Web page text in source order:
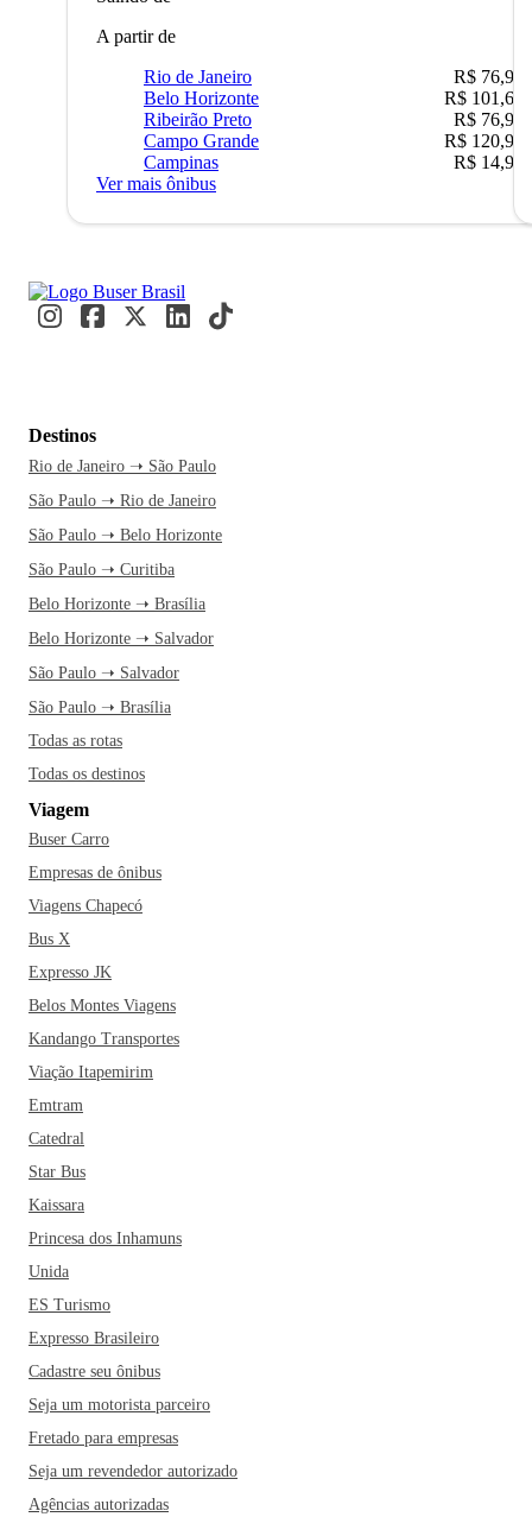
A partir de
Rio de Janeiro
R$ 76,90
Belo Horizonte
R$ 101,67
Ribeirão Preto
R$ 76,90
Campo Grande
R$ 120,90
Campinas
R$ 14,90
Ver mais ônibus
Destinos
Rio de Janeiro ➝ São Paulo
São Paulo ➝ Rio de Janeiro
São Paulo ➝ Belo Horizonte
São Paulo ➝ Curitiba
Belo Horizonte ➝ Brasília
Belo Horizonte ➝ Salvador
São Paulo ➝ Salvador
São Paulo ➝ Brasília
Todas as rotas
Todas os destinos
Viagem
Buser Carro
Empresas de ônibus
Viagens Chapecó
Bus X
Expresso JK
Belos Montes Viagens
Kandango Transportes
Viação Itapemirim
Emtram
Catedral
Star Bus
Kaissara
Princesa dos Inhamuns
Unida
ES Turismo
Expresso Brasileiro
Cadastre seu ônibus
Seja um motorista parceiro
Fretado para empresas
Seja um revendedor autorizado
Agências autorizadas